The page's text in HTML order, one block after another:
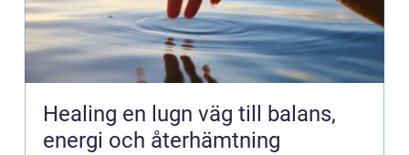
Healing en lugn väg till balans,
energi och återhämtning